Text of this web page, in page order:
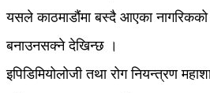
यसले काठमाडौंमा बस्दै आएका
बनाउनसक्ने देखिन्छ ।
इपिडिमियोलोजी तथा रोग नियन्त्रण